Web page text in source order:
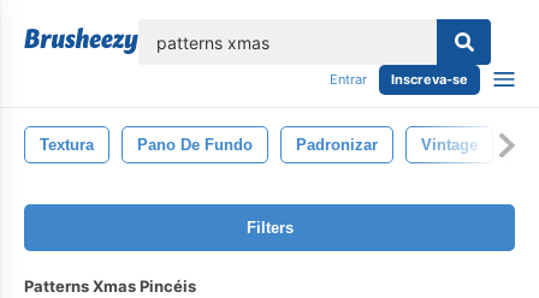
Entrar Inscreva-se
Textura Pano De Fundo Padronizar Vintage
Filters
Patterns Xmas Pincéis